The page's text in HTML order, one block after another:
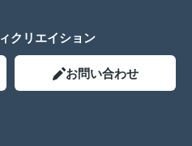
クリエイション
お問い合わせ